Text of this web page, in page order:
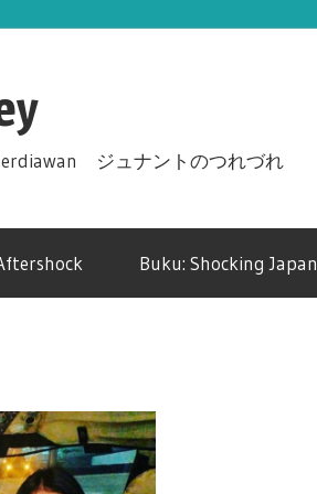
ジュナントのつれづれ
Buku: Shocking Japan